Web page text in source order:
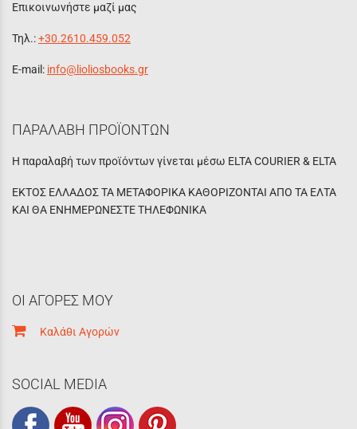
Επικοινωνήστε μαζί μας
Τηλ.:+30.2610.459.052
E-mail: info@lioliosbooks.gr
ΠΑΡΑΛΑΒΗ ΠΡΟΪΟΝΤΩΝ
Η παραλαβή των προϊόντων γίνεται μέσω ELTA COURIER & ELTA
ΕΚΤΟΣ ΕΛΛΑΔΟΣ ΤΑ ΜΕΤΑΦΟΡΙΚΑ ΚΑΘΟΡΙΖΟΝΤΑΙ ΑΠΟ ΤΑ ΕΛΤΑ
ΚΑΙ ΘΑ ΕΝΗΜΕΡΩΝΕΣΤΕ ΤΗΛΕΦΩΝΙΚΑ
ΟΙ ΑΓΟΡΕΣ ΜΟΥ
Καλάθι Αγορών
SOCIAL MEDIA